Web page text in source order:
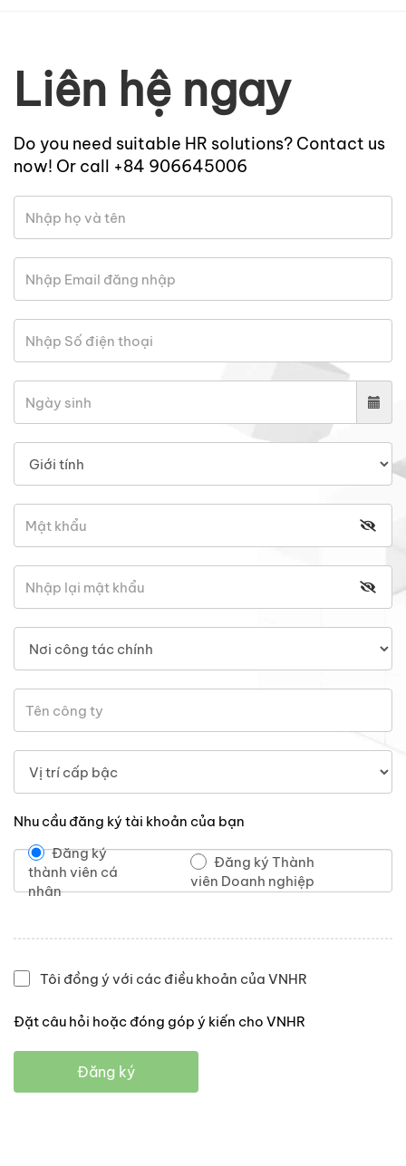
Liên hệ ngay
Do you need suitable HR solutions? Contact us
now! Or call +84 906645006
Nhu cầu đăng ký tài khoản của bạn
Đăng ký
thành viên cá
nhân
Đăng ký Thành
viên Doanh nghiệp
Tôi đồng ý với các điều khoản của VNHR
Đặt câu hỏi hoặc đóng góp ý kiến cho VNHR
Đăng ký